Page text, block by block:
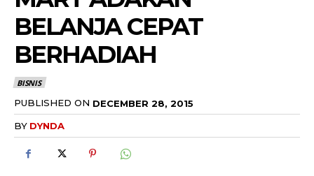
BELANJA CEPAT
BERHADIAH
BISNIS
PUBLISHED ON DECEMBER 28, 2015
BY DYNDA